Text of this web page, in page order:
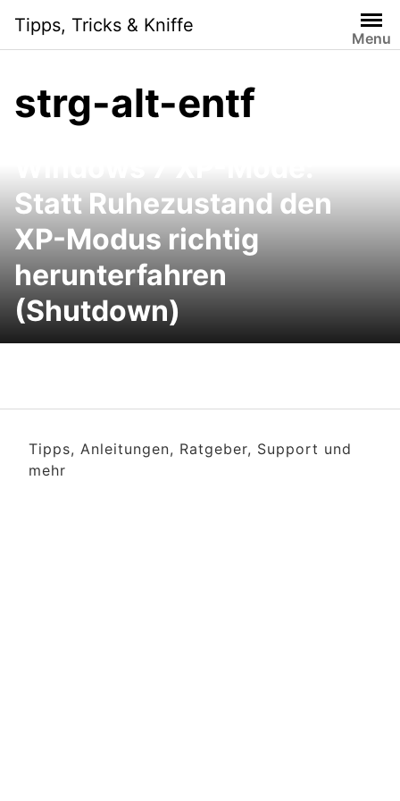
content
Tipps, Tricks & Kniffe
Menu
strg-alt-entf
Statt Ruhezustand den
XP-Modus richtig
herunterfahren
(Shutdown)
Tipps, Anleitungen, Ratgeber, Support und
mehr